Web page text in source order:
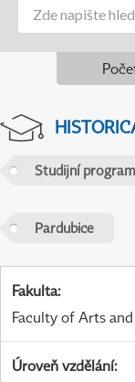
Studijní
Pardubice
Fakulta:
Faculty of Arts
Úroveň vzdělání: